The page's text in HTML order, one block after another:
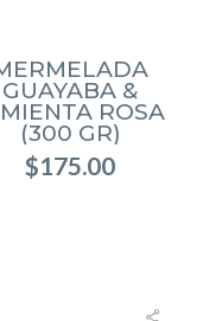
GUAYABA &
ROSA
(300 GR)
$175.00